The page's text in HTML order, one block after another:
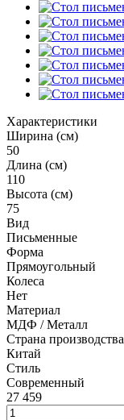
Характеристики
Ширина (см)
50
Длина (см)
110
Высота (см)
75
Вид
Письменные
Форма
Прямоугольный
Колеса
Нет
Материал
МДФ / Металл
Страна производства
Китай
Стиль
Современный
27 459